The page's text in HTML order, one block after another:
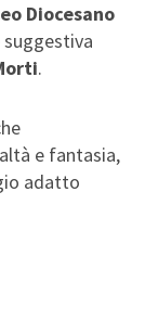
Diocesano
suggestiva
.
e fantasia,
adatto